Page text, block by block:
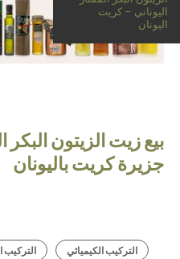
اليوناني – كريت
اليونان
بيع زيت الزيتون البكر
جزيرة كريت باليونان
التركيب الكيميائي التركيب